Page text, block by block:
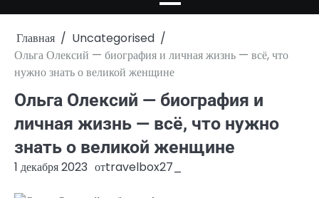
Главная
Uncategorised
Ольга Олексий — биография и личная жизнь — всё, что
нужно знать о великой женщине
Ольга Олексий — биография и
личная жизнь — всё, что нужно
знать о великой женщине
1 декабря 2023 отtravelbox27_